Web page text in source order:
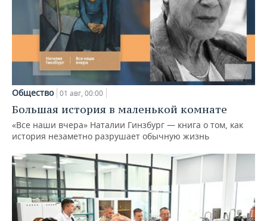
Общество 01 авг, 00:00
Большая история в маленькой комнате
«Все наши вчера» Наталии Гинзбург — книга о том, как
история незаметно разрушает обычную жизнь